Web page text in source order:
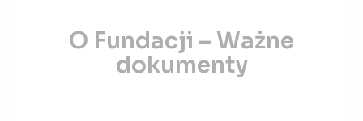
Fundacji
–
Ważne
O Fundacji – Ważne
dokumenty